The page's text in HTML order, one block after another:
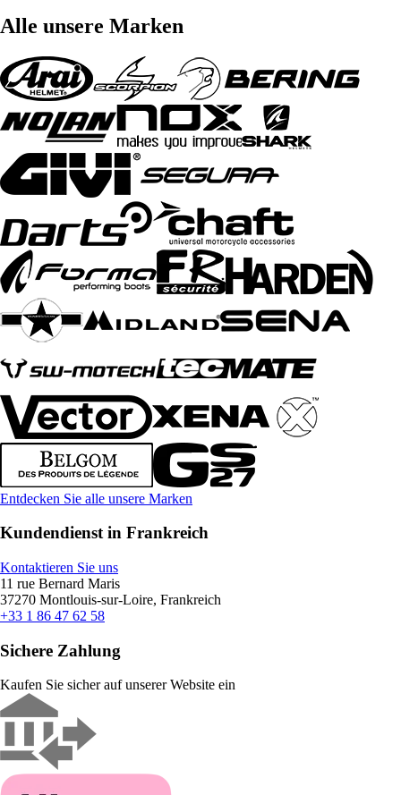
Alle unsere Marken
Entdecken Sie alle unsere Marken
Kundendienst in Frankreich
Kontaktieren Sie uns
11 rue Bernard Maris
37270 Montlouis-sur-Loire, Frankreich
+33 1 86 47 62 58
Sichere Zahlung
Kaufen Sie sicher auf unserer Website ein